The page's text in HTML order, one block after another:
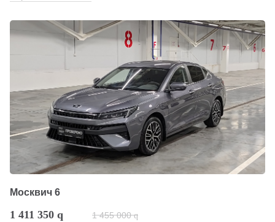
Москвич 6
1 411 350 q 1 455 000 q